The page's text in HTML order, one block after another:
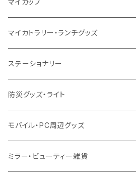
再生不織布
不織布
保冷
スウェット
保冷
不織布
傘
デニム・デニムライク
ポリエステル
不織布
保冷
EVA
フェアトレードコットン
デニム・デニムライク
ポリエステル
リネン
アルミ
クリアボトル
カスタムデザインボトル
ステンレス2層タンブラー
プラスチック2層タンブラー
アルミタンブラー
バンブータンブラー
コーヒー配合タンブラー
マイカップ
サーモ
ステンレス
バンブー
コーヒー配合
プラスチック
マイカトラリー・ランチグッズ
カトラリー
フードポット
コースター
ドリンク用品
ステーショナリー
単色ボールペン
多機能ペン
ペンケース
防災グッズ・ライト
防災セット
ラジオ・スピーカー
モバイル・PC周辺グッズ
チャージャー
ミラー・ビューティー雑貨